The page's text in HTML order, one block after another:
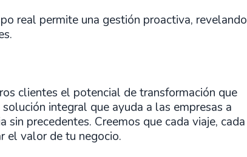
real permite una gestión proactiva, revelando
clientes el potencial de transformación que
integral que ayuda a las empresas a
precedentes. Creemos que cada viaje, cada
el valor de tu negocio.